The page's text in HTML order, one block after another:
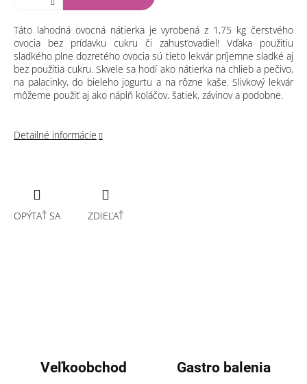
Táto lahodná ovocná nátierka je vyrobená z 1,75 kg čerstvého
ovocia bez prídavku cukru či zahusťovadiel! Vďaka použitiu
sladkého plne dozretého ovocia sú tieto lekvár príjemne sladké aj
bez použitia cukru. Skvele sa hodí ako nátierka na chlieb a pečivo,
na palacinky, do bieleho jogurtu a na rôzne kaše. Slivkový lekvár
môžeme použiť aj ako náplň koláčov, šatiek, závinov a podobne.
Detailné informácie
OPÝTAŤ SA ZDIEĽAŤ
Veľkoobchod Gastro balenia